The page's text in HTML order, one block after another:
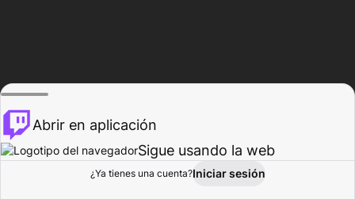
Explorar Actividad
Abrir en aplicación
Sigue usando la web
¿Ya tienes una cuenta?Iniciar sesión